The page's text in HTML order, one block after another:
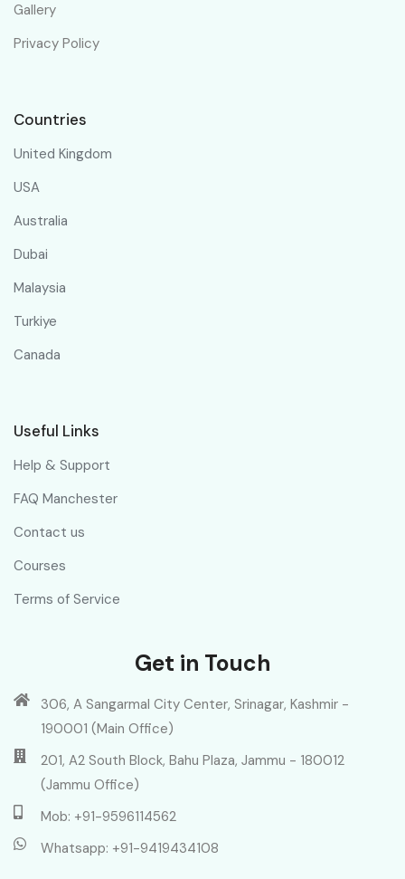
Gallery
Privacy Policy
Countries
United Kingdom
USA
Australia
Dubai
Malaysia
Turkiye
Canada
Useful Links
Help & Support
FAQ Manchester
Contact us
Courses
Terms of Service
Get in Touch
306, A Sangarmal City Center, Srinagar, Kashmir -
190001 (Main Office)
201, A2 South Block, Bahu Plaza, Jammu - 180012
(Jammu Office)
Mob: +91-9596114562
Whatsapp: +91-9419434108